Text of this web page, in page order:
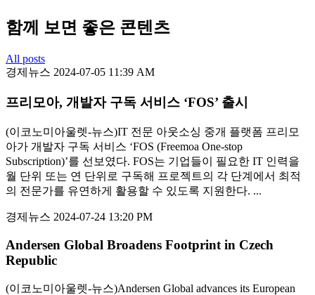
함께 보면 좋은 콘텐츠
All posts
경제뉴스 2024-07-05 11:39 AM
프리모아, 개발자 구독 서비스 ‘FOS’ 출시
(이코노미아울렛-뉴스)IT 전문 아웃소싱 중개 플랫폼 프리모
아가 개발자 구독 서비스 ‘FOS (Freemoa One-stop
Subscription)’를 선보였다. FOS는 기업들이 필요한 IT 인력을
월 단위 또는 연 단위로 구독해 프로젝트의 각 단계에서 최적
의 전문가를 유연하게 활용할 수 있도록 지원한다. ...
경제뉴스 2024-07-24 13:20 PM
Andersen Global Broadens Footprint in Czech
Republic
(이코노미아울렛-뉴스)Andersen Global advances its European